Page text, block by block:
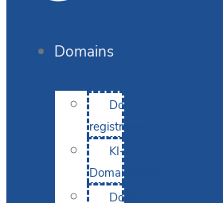
Domains
Domain
registrieren
KI-
Domainsuche
Domain-